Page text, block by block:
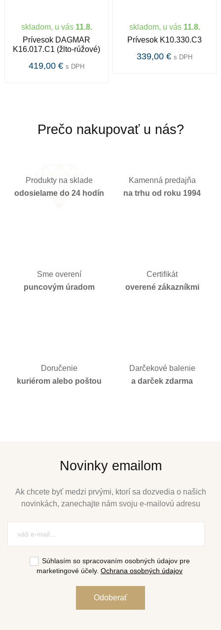
Zlato patrí k najstarším kovom a je ušľachtilý žltý, stály
a veľmi kujný kov známy už od staroveku.Používa sa
najmä na výrobu šperkov.Samotné rýdze zlato je príliš
mäkké a šperky z neho zhotovené, by sa nehodili pre
skladom, u vás 11.8.
Prívesok DAGMAR
K16.017.C1 (žlto-rúžové)
419,00 € s DPH
skladom, u vás 11.8.
Prívesok K10.330.C3
339,00 € s DPH
Prečo nakupovať u nás?
Produkty na sklade
odosielame do 24 hodín
Kamenná predajňa
na trhu od roku 1994
Sme overení
puncovým úradom
Certifikát
overené zákazníkmi
Doručenie
kuriérom alebo poštou
Darčekové balenie
a darček zdarma
Novinky emailom
Ak chcete byť medzi prvými, ktorí sa dozvedia o našich
novinkách, zanechajte nám svoju e-mailovú adresu
Súhlasím so spracovaním osobných údajov pre
marketingové účely. Ochrana osobných údajov